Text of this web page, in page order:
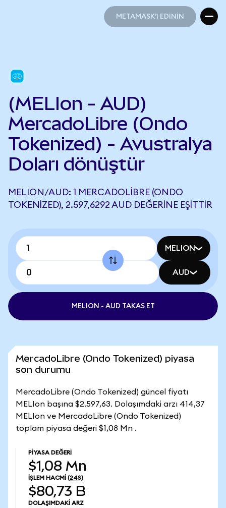
METAMASK'I EDİNİN
(MELIon - AUD)
MercadoLibre (Ondo
Tokenized) - Avustralya
Doları dönüştür
MELION/AUD: 1 MERCADOLIBRE (ONDO
TOKENIZED), 2.597,6292 AUD DEĞERINE EŞITTIR
MELION
AUD
MELION - AUD TAKAS ET
MercadoLibre (Ondo Tokenized) piyasa
son durumu
MercadoLibre (Ondo Tokenized) güncel fiyatı
MELIon başına $2.597,63. Dolaşımdaki arzı 414,37
MELIon ve MercadoLibre (Ondo Tokenized)
toplam piyasa değeri $1,08 Mn .
PIYASA DEĞERI
$1,08 Mn
İŞLEM HACMI (24S)
$80,73 B
DOLAŞIMDAKI ARZ